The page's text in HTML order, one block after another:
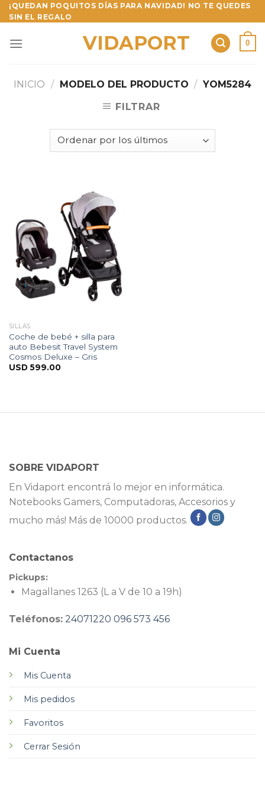
Skip
to
¡QUEDAN POQUITOS DÍAS PARA NAVIDAD! NO TE QUEDES
SIN EL REGALO
VIDAPORT 0
INICIO / MODELO DEL PRODUCTO / YOM5284
FILTRAR
SILLAS
Coche de bebé + silla para
auto Bebesit Travel System
Cosmos Deluxe – Gris
USD599.00
SOBRE VIDAPORT
En Vidaport encontrá lo mejor en informática.
Notebooks Gamers, Computadoras, Accesorios y
mucho más! Más de 10000 productos.
Mi Cuenta
Mis Cuenta
Mis pedidos
Favoritos
Cerrar Sesión
Contactanos
Pickups:
Magallanes 1263 (L a V de 10 a 19h)
Teléfonos: 24071220 096 573 456